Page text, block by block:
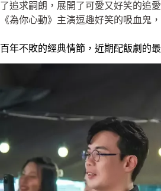
了追求嗣朗，展開了可愛又好笑的追
《為你心動》主演逗趣好笑的吸血鬼
百年不敗的經典情節，近期配飯劇的最